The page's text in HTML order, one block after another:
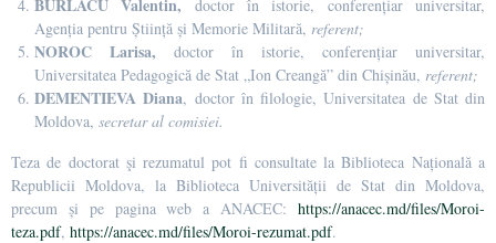
BURLACU Valentin, doctor în istorie, conferențiar universitar,
Agenția pentru Știință și Memorie Militară, referent;
NOROC Larisa, doctor în istorie, conferențiar universitar,
Universitatea Pedagogică de Stat „Ion Creangă” din Chișinău, referent;
DEMENTIEVA Diana, doctor în filologie, Universitatea de Stat din
Moldova, secretar al comisiei.
Teza de doctorat şi rezumatul pot fi consultate la Biblioteca Națională a
Republicii Moldova, la Biblioteca Universității de Stat din Moldova,
precum și pe pagina web a ANACEC: https://anacec.md/files/Moroi-
teza.pdf, https://anacec.md/files/Moroi-rezumat.pdf.